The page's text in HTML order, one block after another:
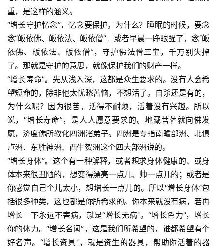
重，是这样的涵义。
“增长守护忆念”，忆念要保护。为什么？睡眠的时候，要念
念“皈依佛、皈依法、皈依僧”，或者早晨一睁眼醒了，念“皈
依佛、皈依法、皈依僧”，守护佛法僧三宝，千万别失掉
了。那就是守护的意思，就像保护我们的财产一样。
“增长寿命”。先从浅入深，这都是众生要求的。没有人会希
望短命的，除非他太忧愁苦恼，不想活了。自杀还是有的，
为什么呢？因为很苦，活得不耐烦，活着没有兴趣。所以
说，“增长寿命”，是人人愿意要求的。地藏菩萨就向佛发
愿，济度佛所教化四洲渚弟子。四洲是专指南瞻部洲、北俱
卢洲、东胜神洲、西牛贺洲这个四大部洲说的。
“增长身体”。这个有一种解释，或者想求身体健康的、或身
体本来很丑陋的，想变得漂亮一点儿、帅一点儿的；或者是
你感觉自己个儿太小，想增长一点儿的。所以“增长身体”包
括很多种类，这也都是你所希求的。你本来就没有病，若再
增长一下永远不害病，就是“增长无病”。“增长色力”，增长
你的体力。“增长名闻”，这是我们所希望的，谁都希望有个
好名声。“增长资具”，就是资生的器具，帮助你活着的器